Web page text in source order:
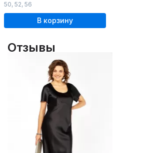
50, 52, 56
В корзину
Отзывы